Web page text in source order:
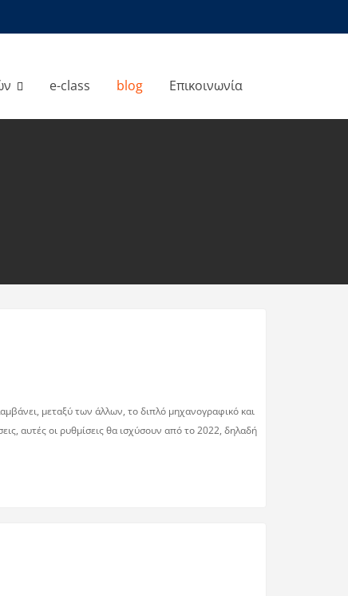
e-class blog Επικοινωνία
μεταξύ των άλλων, το διπλό μηχανογραφικό και
αυτές οι ρυθμίσεις θα ισχύσουν από το 2022, δηλαδή